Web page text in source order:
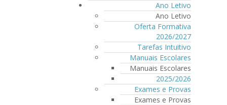
Ano Letivo
Ano Letivo
Oferta Formativa
2026/2027
Tarefas Intuitivo
Manuais Escolares
Manuais Escolares
2025/2026
Exames e Provas
Exames e Provas